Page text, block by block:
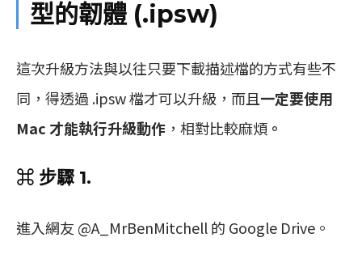
型的韌體 (.ipsw)
這次升級方法與以往只要下載描述檔的方式有些不
同，得透過 .ipsw 檔才可以升級，而且一定要使用
Mac 才能執行升級動作 ，相對比較麻煩 。
⌘ 步驟 1.
進入網友 @A_MrBenMitchell 的 Google Drive。